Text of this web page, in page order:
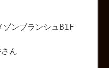
ンブランシュB1F
ん